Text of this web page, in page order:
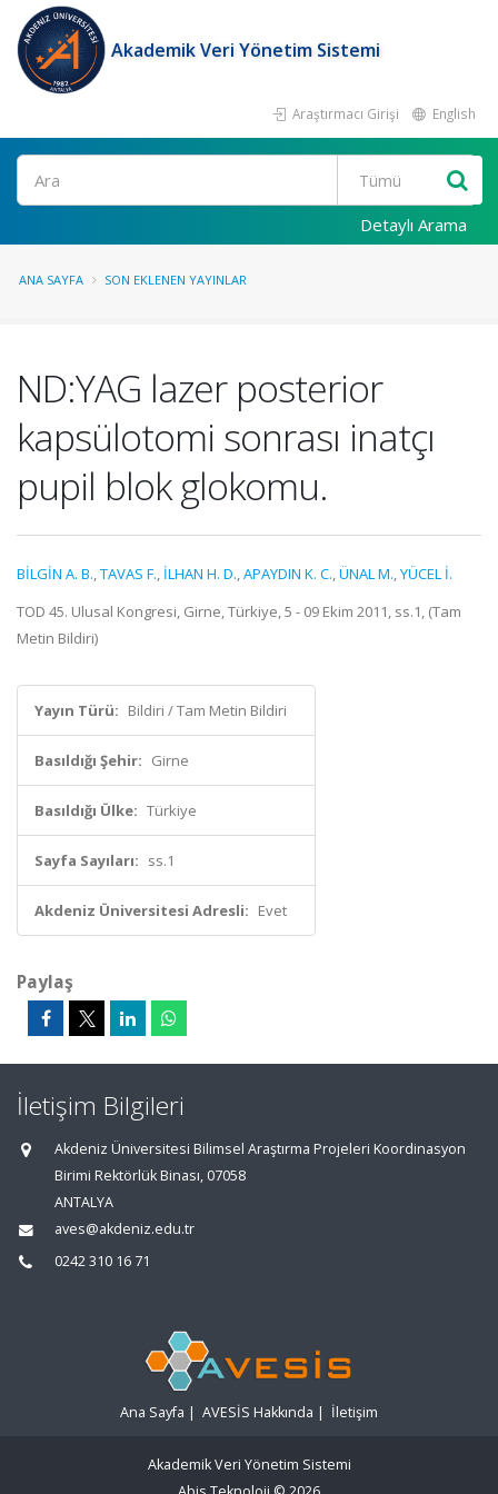
Akademik Veri Yönetim Sistemi
Araştırmacı Girişi English
Ara
Detaylı Arama
ANA SAYFA SON EKLENEN YAYINLAR
ND:YAG lazer posterior
kapsülotomi sonrası inatçı
pupil blok glokomu.
BİLGİN A. B.,TAVAS F., İLHAN H. D.,APAYDIN K. C.,ÜNAL M.,YÜCEL İ.
TOD 45. Ulusal Kongresi, Girne, Türkiye, 5 - 09 Ekim 2011, ss.1, (Tam
Metin Bildiri)
Yayın Türü: Bildiri / Tam Metin Bildiri
Basıldığı Şehir: Girne
Basıldığı Ülke: Türkiye
Sayfa Sayıları: ss.1
Akdeniz Üniversitesi Adresli: Evet
Paylaş
İletişim Bilgileri
Akdeniz Üniversitesi Bilimsel Araştırma Projeleri Koordinasyon
Birimi Rektörlük Binası, 07058
ANTALYA
aves@akdeniz.edu.tr
0242 310 16 71
Ana Sayfa | AVESİS Hakkında | İletişim
Akademik Veri Yönetim Sistemi